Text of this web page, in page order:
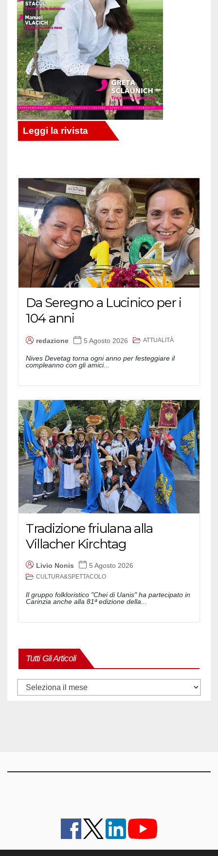
Da Seregno a Lucinico per i
104 anni
redazione 5 Agosto 2026 ATTUALITÀ
Nives Devetag torna ogni anno per festeggiare il
compleanno con gli amici...
Tradizione friulana alla
Villacher Kirchtag
Livio Nonis 5 Agosto 2026
CULTURA&SPETTACOLO
Il gruppo folkloristico "Chei di Uanis" ha partecipato in
Carinzia anche alla 81ª edizione della...
Tutti Gli Articoli
Tutti